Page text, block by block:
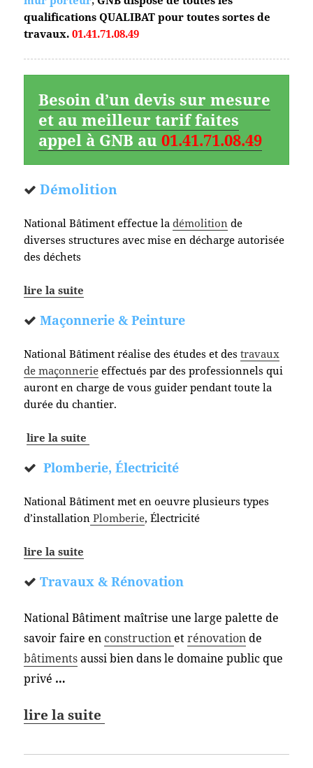
qualifications QUALIBAT pour toutes sortes de
travaux.01.41.71.08.49
Besoin d’un devis sur mesure
et au meilleur tarif faites
appel à GNB au01.41.71.08.49
Démolition
National Bâtiment effectue ladémolition de
diverses structures avec mise en décharge autorisée
des déchets
lire la suite
Maçonnerie & Peinture
National Bâtiment réalise des études et destravaux
de maçonnerie effectués par des professionnels qui
auront en charge de vous guider pendant toute la
durée du chantier.
lire la suite
Plomberie, Électricité
National Bâtiment met en oeuvre plusieurs types
d’installation Plomberie, Électricité
lire la suite
Travaux & Rénovation
National Bâtiment maîtrise une large palette de
savoir faire en construction etrénovationde
bâtimentsaussi bien dans le domaine public que
privé …
lire la suite